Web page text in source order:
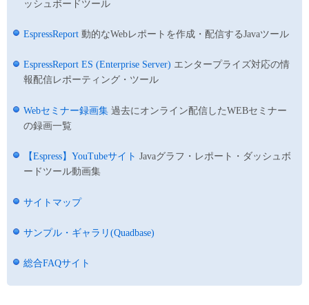
ッシュボードツール
EspressReport 動的なWebレポートを作成・配信するJavaツール
EspressReport ES (Enterprise Server) エンタープライズ対応の情
報配信レポーティング・ツール
Webセミナー録画集 過去にオンライン配信したWEBセミナー
の録画一覧
【Espress】YouTubeサイト Javaグラフ・レポート・ダッシュボ
ードツール動画集
サイトマップ
サンプル・ギャラリ(Quadbase)
総合FAQサイト